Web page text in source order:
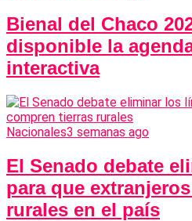
Bienal del Chaco
disponible la
interactiva
Nacionales3 semanas ago
El Senado debate
para que
rurales en el país